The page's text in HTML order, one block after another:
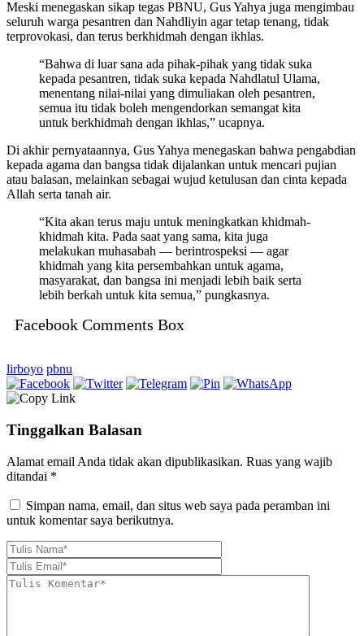
Meski menegaskan sikap tegas PBNU, Gus Yahya juga mengimbau
seluruh warga pesantren dan Nahdliyin agar tetap tenang, tidak
terprovokasi, dan terus berkhidmah dengan ikhlas.
“Bahwa di luar sana ada pihak-pihak yang tidak suka
kepada pesantren, tidak suka kepada Nahdlatul Ulama,
menentang nilai-nilai yang dimuliakan oleh pesantren,
semua itu tidak boleh mengendorkan semangat kita
untuk berkhidmah dengan ikhlas,” ucapnya.
Di akhir pernyataannya, Gus Yahya menegaskan bahwa pengabdian
kepada agama dan bangsa tidak dijalankan untuk mencari pujian
atau balasan, melainkan sebagai wujud ketulusan dan cinta kepada
Allah serta tanah air.
“Kita akan terus maju untuk meningkatkan khidmah-
khidmah kita. Pada saat yang sama, kita juga
melakukan muhasabah — berintrospeksi — agar
khidmah yang kita persembahkan untuk agama,
masyarakat, dan bangsa ini menjadi lebih baik serta
lebih berkah untuk kita semua,” pungkasnya.
Facebook Comments Box
lirboyo pbnu
Tinggalkan Balasan
Alamat email Anda tidak akan dipublikasikan. Ruas yang wajib
ditandai *
Simpan nama, email, dan situs web saya pada peramban ini
untuk komentar saya berikutnya.